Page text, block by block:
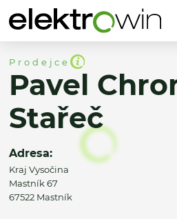
Prodejce
Pavel
Stařeč
Adresa:
Kraj Vysočina
Mastník 67
67522 Mastník